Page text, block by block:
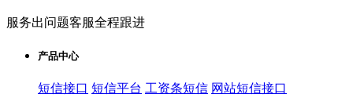
服务出问题客服全程跟进
产品中心
短信接口 短信平台 工资条短信 网站短信接口